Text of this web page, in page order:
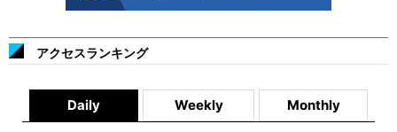
アクセスランキング
Daily Weekly Monthly